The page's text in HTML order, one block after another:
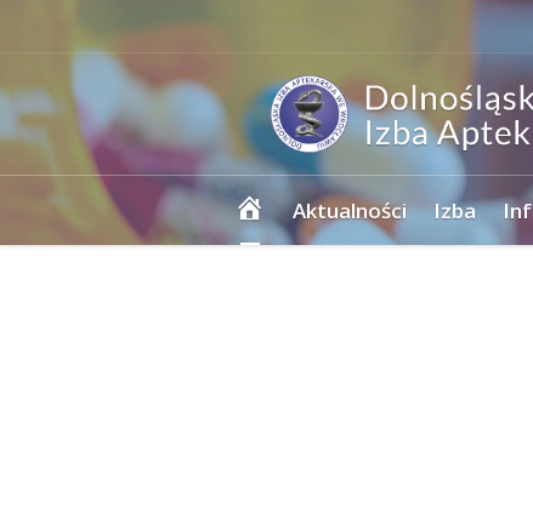
Strona
główna
Aktualności Izba